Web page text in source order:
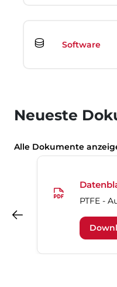
Software
Neueste
Alle Dokumente
PTFE -